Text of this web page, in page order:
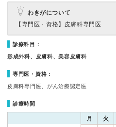
わきがについて
【専門医・資格】 皮膚科専門医
診療科目：
形成外科、皮膚科、美容皮膚科
専門医・資格：
皮膚科専門医、がん治療認定医
診療時間
月 火